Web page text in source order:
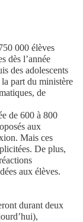
000 élèves
dès l’année
des adolescents
part du ministère
de
de 600 à 800
aux
Mais ces
De plus,
aux élèves.
durant deux